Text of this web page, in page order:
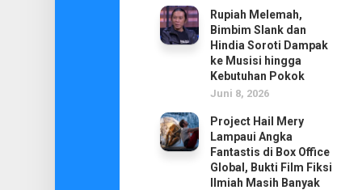
Rupiah Melemah,
Bimbim Slank dan
Hindia Soroti Dampak
ke Musisi hingga
Kebutuhan Pokok
Juni 8, 2026
Project Hail Mery
Lampaui Angka
Fantastis di Box Office
Global, Bukti Film Fiksi
Ilmiah Masih Banyak